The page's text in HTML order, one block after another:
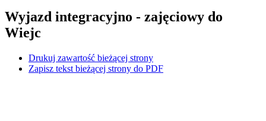
Wyjazd integracyjno - zajęciowy do
Wiejc
Drukuj zawartość bieżącej strony
Zapisz tekst bieżącej strony do PDF